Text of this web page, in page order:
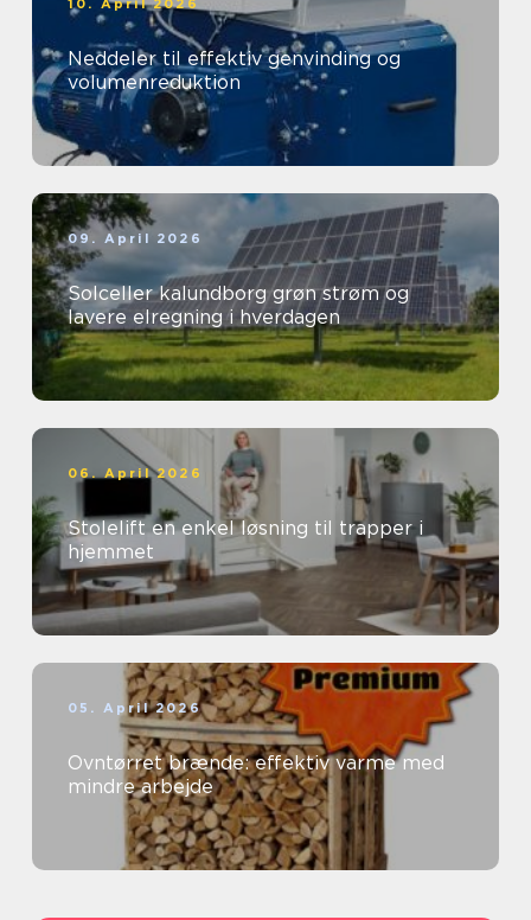
10. April 2026
Neddeler til effektiv genvinding og
volumenreduktion
09. April 2026
Solceller kalundborg grøn strøm og
lavere elregning i hverdagen
06. April 2026
Stolelift en enkel løsning til trapper i
hjemmet
05. April 2026
Ovntørret brænde: effektiv varme med
mindre arbejde